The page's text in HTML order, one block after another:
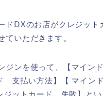
ドDXのお店がクレジッ
ていただきます。
ジンを使って、【マイン
支払い方法】【 マイン
ジットカード 失敗】と